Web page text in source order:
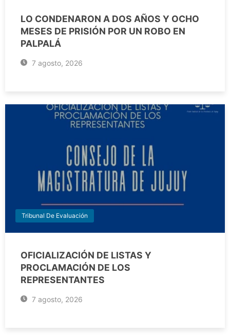
LO CONDENARON A DOS AÑOS Y OCHO
MESES DE PRISIÓN POR UN ROBO EN
PALPALÁ
7 agosto, 2026
Tribunal De Evaluación
OFICIALIZACIÓN DE LISTAS Y
PROCLAMACIÓN DE LOS
REPRESENTANTES
7 agosto, 2026